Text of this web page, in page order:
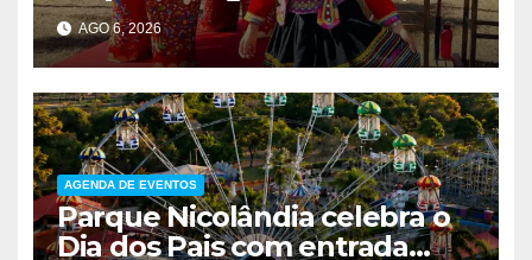
música e entrada solidária em
Brasília
AGO 6, 2026
AGENDA DE EVENTOS
Parque Nicolândia celebra o
Dia dos Pais com entrada